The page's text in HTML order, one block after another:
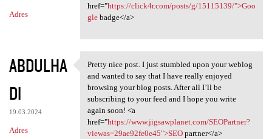
Adres
href="https://click4r.com/posts/g/15115139/">Goo
glebadge</a>
ABDULHA
DI
19.03.2024
Adres
Pretty nice post. I just
Pretty nice post. I just stumbled upon your weblog
and wanted to say that I have really enjoyed
browsing your blog posts. After all I’ll be
subscribing to your feed and I hope you write
again soon! <a
href="https://www.jigsawplanet.com/SEOPartner?
viewas=29ae92fe0e45">SEOpartner</a>